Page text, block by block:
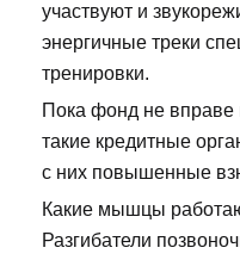
участвуют и
энергичные треки
тренировки.
Пока фонд не вправе
такие кредитные
с них повышенные
Какие мышцы
Разгибатели